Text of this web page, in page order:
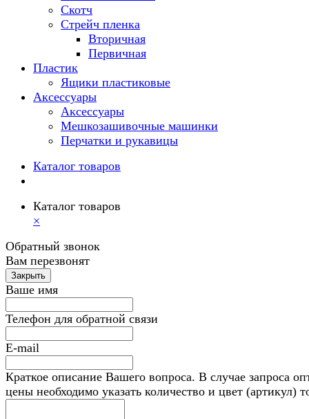
Скотч
Стрейч пленка
Вторичная
Первичная
Пластик
Ящики пластиковые
Аксессуары
Аксессуары
Мешкозашивочные машинки
Перчатки и рукавицы
Каталог товаров
Каталог товаров
×
Обратный звонок
Вам перезвонят
Ваше имя
Телефон для обратной связи
E-mail
Краткое описание Вашего вопроса. В случае запроса
цены необходимо указать количество и цвет (артикул)